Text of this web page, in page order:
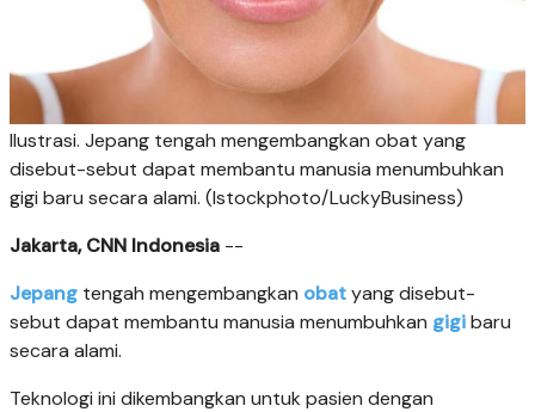
Ilustrasi. Jepang tengah mengembangkan obat yang
disebut-sebut dapat membantu manusia menumbuhkan
gigi baru secara alami. (Istockphoto/LuckyBusiness)
Jakarta, CNN Indonesia --
Jepang tengah mengembangkan obatyang disebut-
sebut dapat membantu manusia menumbuhkan gigibaru
secara alami.
Teknologi ini dikembangkan untuk pasien dengan